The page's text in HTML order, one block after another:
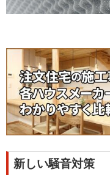
新しい騒音対策